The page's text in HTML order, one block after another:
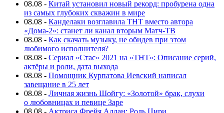
08.08 - Китай установил новый рекорд: пробурена одна
из самых глубоких скважин в мире
08.08 - Канделаки возглавила ТНТ вместо автора
«Дома-2»: станет ли канал вторым Матч-ТВ
08.08 - Как скачать музыку, не обидев при этом
любимого исполнителя?
08.08 - Сериал «Стас» 2021 на «ТНТ»: Описание серий,
актёры и роли, дата выхода
08.08 - Помощник Курпатова Иевский написал
завещание в 25 лет
08.08 - Личная жизнь Шойгу: «Золотой» брак, слухи
о любовницах и певице Заре
08.08 - Актриса Фрейя Аллан: Роль Цири